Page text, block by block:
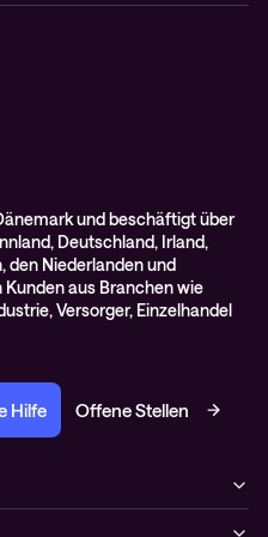
und beschäftigt über
Deutschland, Irland,
den Niederlanden und
aus Branchen wie
Versorger, Einzelhandel
Hilfe Offene Stellen